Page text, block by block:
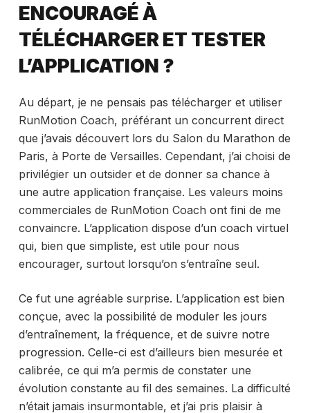
ENCOURAGÉ À
TÉLÉCHARGER ET TESTER
L’APPLICATION ?
Au départ, je ne pensais pas télécharger et utiliser
RunMotion Coach, préférant un concurrent direct
que j’avais découvert lors du Salon du Marathon de
Paris, à Porte de Versailles. Cependant, j’ai choisi de
privilégier un outsider et de donner sa chance à
une autre application française. Les valeurs moins
commerciales de RunMotion Coach ont fini de me
convaincre. L’application dispose d’un coach virtuel
qui, bien que simpliste, est utile pour nous
encourager, surtout lorsqu’on s’entraîne seul.
Ce fut une agréable surprise. L’application est bien
conçue, avec la possibilité de moduler les jours
d’entraînement, la fréquence, et de suivre notre
progression. Celle-ci est d’ailleurs bien mesurée et
calibrée, ce qui m’a permis de constater une
évolution constante au fil des semaines. La difficulté
n’était jamais insurmontable, et j’ai pris plaisir à